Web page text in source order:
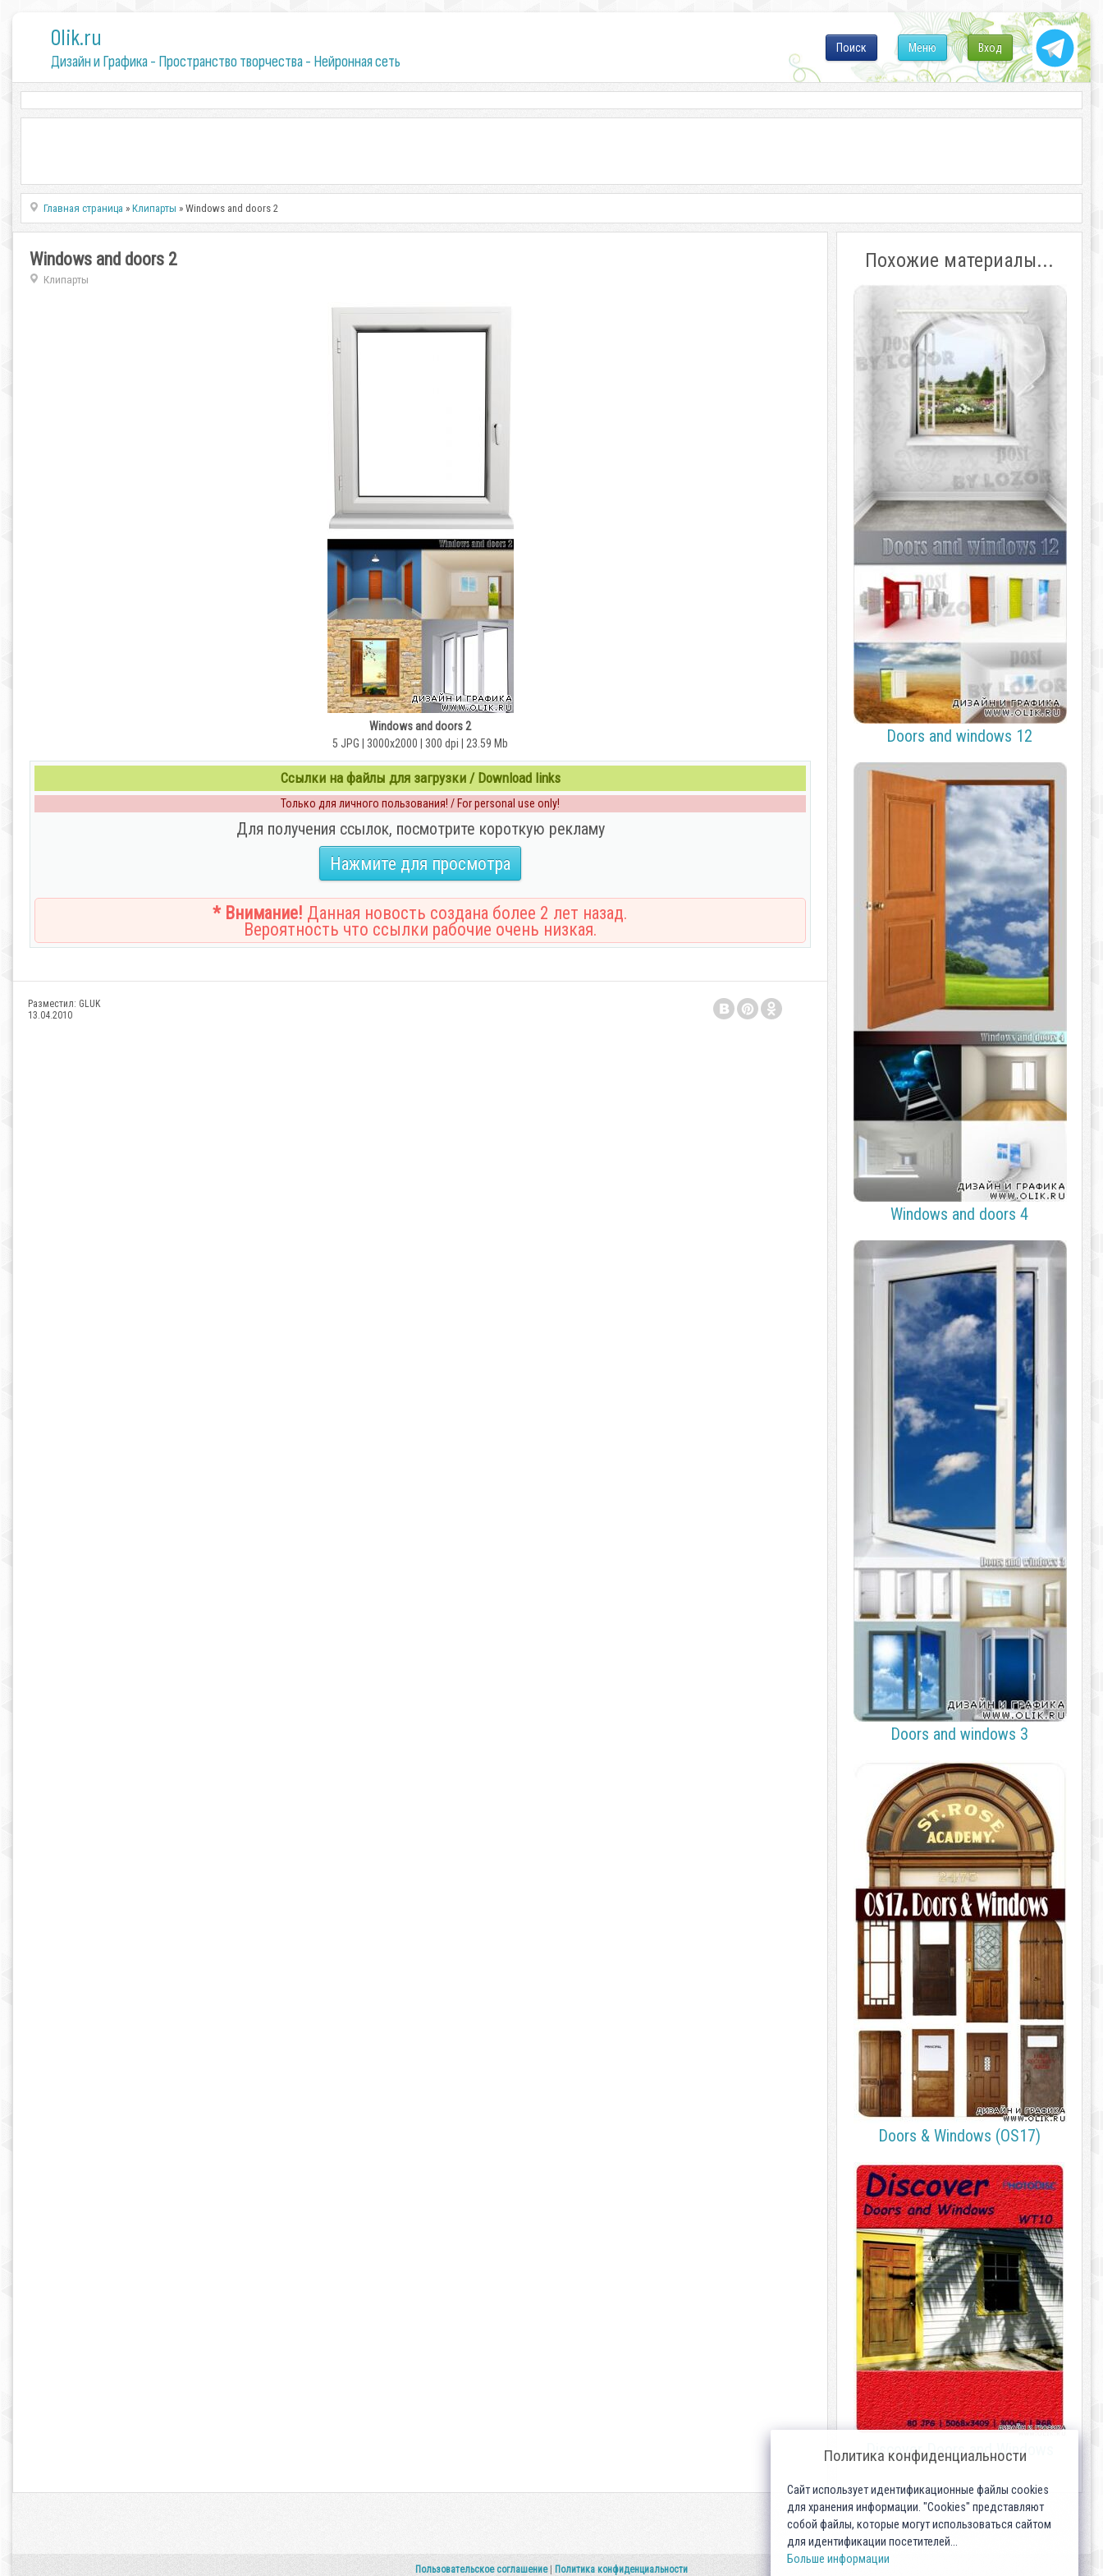
0lik.ru
Дизайн и Графика - Пространство творчества - Нейронная сеть
Вход
Меню
Поиск
Главная страница »Клипарты » Windows and doors 2
Windows and doors 2
Клипарты
Windows and doors 2
5 JPG | 3000x2000 | 300 dpi | 23.59 Mb
Ссылки на файлы для загрузки / Download links
Только для личного пользования! / For personal use only!
Для получения ссылок, посмотрите короткую рекламу
Нажмите для просмотра
* Внимание! Данная новость создана более 2 лет назад.
Вероятность что ссылки рабочие очень низкая.
Разместил: GLUK
13.04.2010
Похожие материалы...
Doors and windows 12
Windows and doors 4
Doors and windows 3
Doors & Windows (OS17)
Discover Doors and Windows
Пользовательское соглашение Политика конфиденциальности
Политика конфиденциальности
Сайт использует идентификационные файлы cookies
для хранения информации. "Cookies" представляют
собой файлы, которые могут использоваться сайтом
для идентификации посетителей...
Больше информации